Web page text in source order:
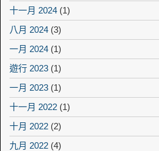
十一月 2024 (1)
八月 2024 (3)
一月 2024 (1)
遊行 2023 (1)
一月 2023 (1)
十一月 2022 (1)
十月 2022 (2)
九月 2022 (4)